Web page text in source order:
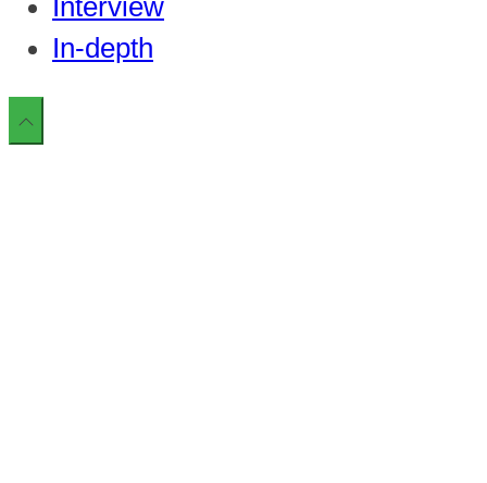
Interview
In-depth